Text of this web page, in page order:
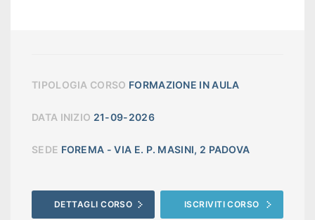
TIPOLOGIA CORSO FORMAZIONE IN AULA
DATA INIZIO 21-09-2026
SEDE FOREMA - VIA E. P. MASINI, 2 PADOVA
DETTAGLI CORSO ISCRIVITI CORSO